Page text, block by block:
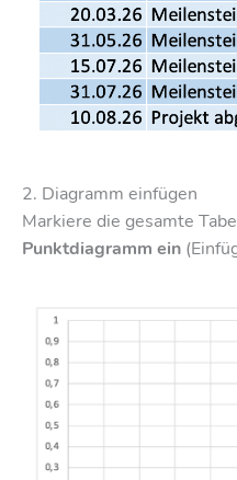
2. Diagramm einfügen
Markiere die gesamte
Punktdiagramm ein